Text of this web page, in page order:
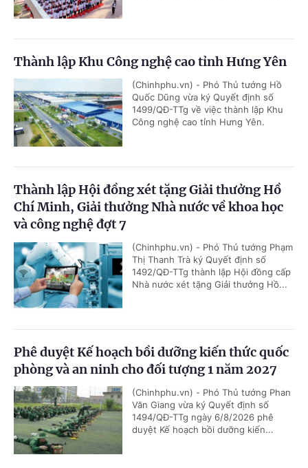
Thành lập Khu Công nghệ cao tỉnh Hưng Yên
(Chinhphu.vn) - Phó Thủ tướng Hồ
Quốc Dũng vừa ký Quyết định số
1499/QĐ-TTg về việc thành lập Khu
Công nghệ cao tỉnh Hưng Yên.
Thành lập Hội đồng xét tặng Giải thưởng Hồ
Chí Minh, Giải thưởng Nhà nước về khoa học
và công nghệ đợt 7
(Chinhphu.vn) - Phó Thủ tướng Phạm
Thị Thanh Trà ký Quyết định số
1492/QĐ-TTg thành lập Hội đồng cấp
Nhà nước xét tặng Giải thưởng Hồ...
Phê duyệt Kế hoạch bồi dưỡng kiến thức quốc
phòng và an ninh cho đối tượng 1 năm 2027
(Chinhphu.vn) - Phó Thủ tướng Phan
Văn Giang vừa ký Quyết định số
1494/QĐ-TTg ngày 6/8/2026 phê
duyệt Kế hoạch bồi dưỡng kiến...